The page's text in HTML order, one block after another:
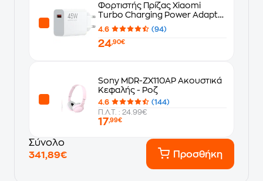
Φορτιστής Πρίζας Xiaomi
Turbo Charging Power Adapter
USB-A 45W - White
4.6 (94)
24,90€
Sony MDR-ZX110AP Ακουστικά
Κεφαλής - Ροζ
4.6
(144)
Π.Λ.Τ. : 24.99€
17,99€
Σύνολο
341,89€
Προσθήκη